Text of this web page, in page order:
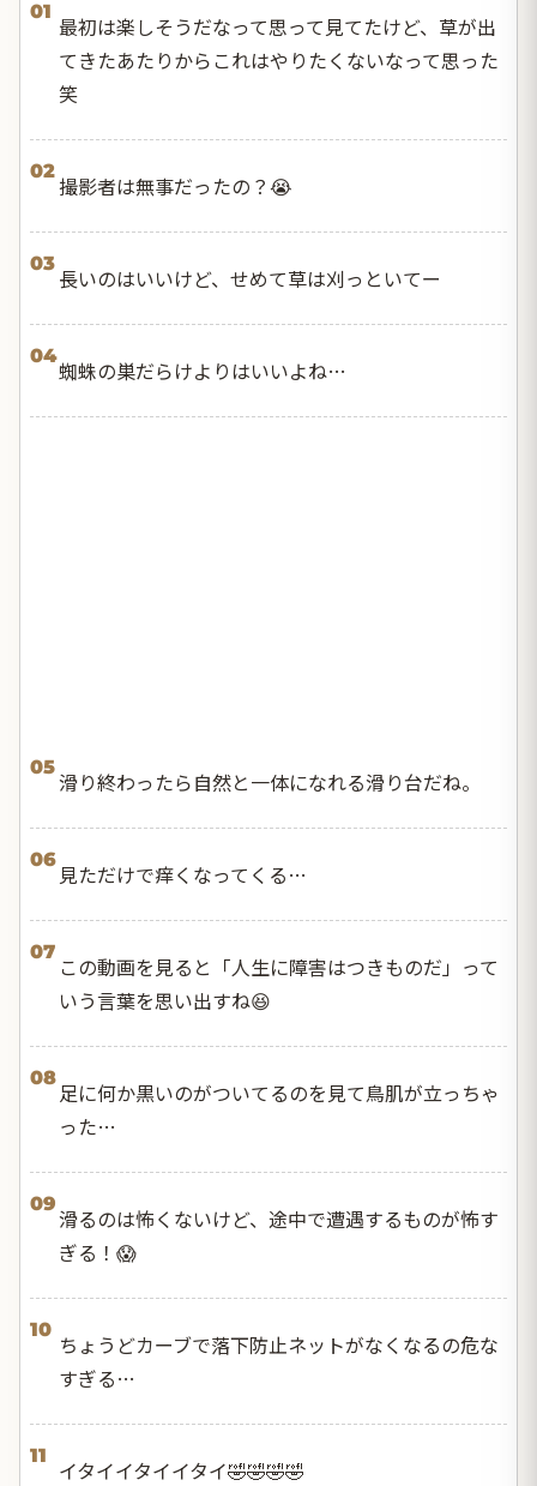
01
最初は楽しそうだなって思って見てたけど、草が出
てきたあたりからこれはやりたくないなって思った
笑
02
撮影者は無事だったの？😭
03
長いのはいいけど、せめて草は刈っといてー
04
蜘蛛の巣だらけよりはいいよね…
05
滑り終わったら自然と一体になれる滑り台だね。
06
見ただけで痒くなってくる…
07
この動画を見ると「人生に障害はつきものだ」って
いう言葉を思い出すね😆
08
足に何か黒いのがついてるのを見て鳥肌が立っちゃ
った…
09
滑るのは怖くないけど、途中で遭遇するものが怖す
ぎる！😱
10
ちょうどカーブで落下防止ネットがなくなるの危な
すぎる…
11
イタイイタイイタイ🤣🤣🤣🤣